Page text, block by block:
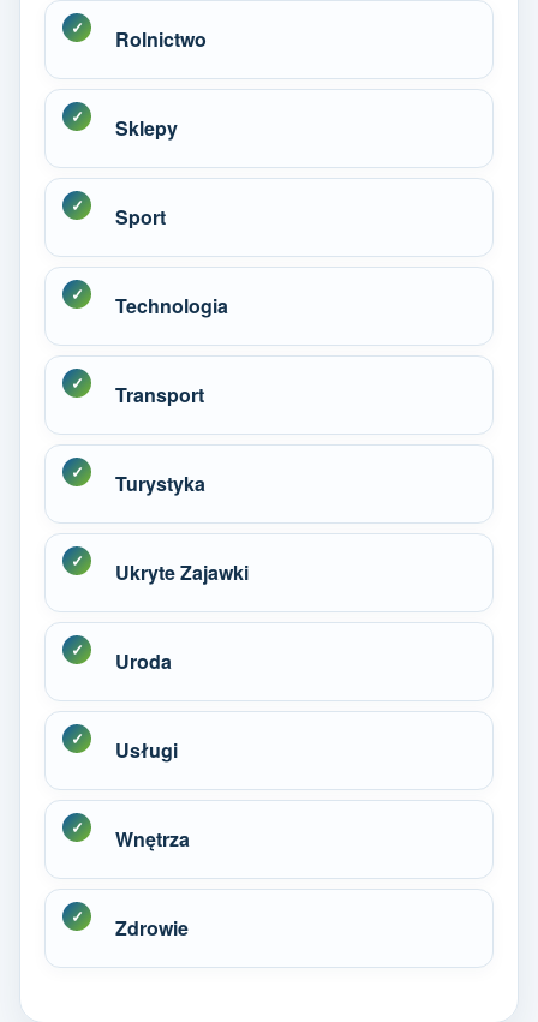
Rolnictwo
Sklepy
Sport
Technologia
Transport
Turystyka
Ukryte Zajawki
Uroda
Usługi
Wnętrza
Zdrowie